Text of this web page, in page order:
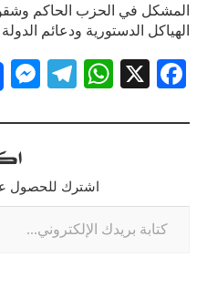
المشكل في الحزب الحاكم
الهياكل الدستورية ودعائم
F
c
o
X
W
at
A
p
T
e
gr
a
M
اشترك للحصول